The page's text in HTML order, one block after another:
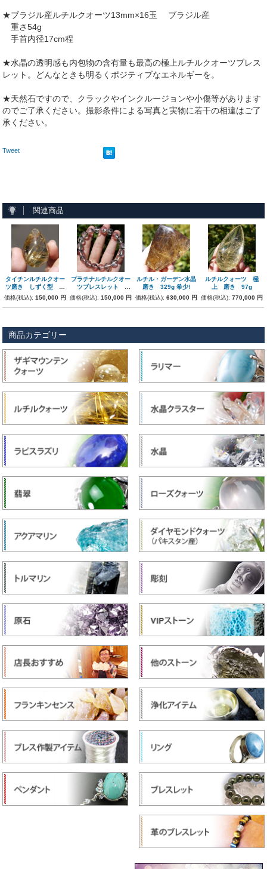
★ブラジル産ルチルクオーツ13mm×16玉 ブラジル産
重さ54g
手首内径17cm程
★水晶の透明感も内包物の含有量も最高の極上ルチルクオーツブレス
レット。どんなときも明るくポジティブなエネルギーを。
★天然石ですので、クラックやインクルージョンや小傷等があります
のでご了承ください。撮影条件による写真と実物に若干の相違はご了
承ください。
Tweet
関連商品
タイチンルチルクオー
ツ磨き しずく型 極
上
価格(税込):150,000 円
プラチナルチルクオー
ツブレスレット
10.5mm
価格(税込):150,000 円
ルチル・ガーデン水晶
磨き 329g 希少!
価格(税込): 630,000 円
ルチルクォーツ 極
上 磨き 97g
価格(税込): 770,000 円
商品カテゴリー